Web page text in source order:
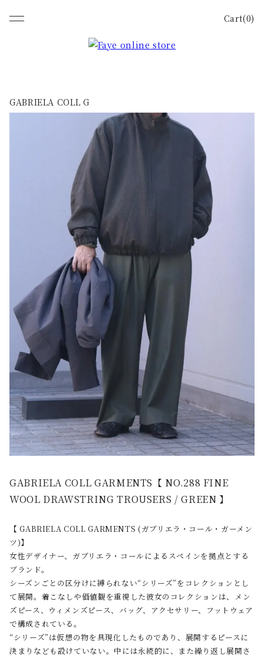
Cart(0)
GABRIELA COLL G
GABRIELA COLL GARMENTS【 NO.288 FINE
WOOL DRAWSTRING TROUSERS / GREEN 】
【 GABRIELA COLL GARMENTS (ガブリエラ・コール・ガーメン
ツ)】
女性デザイナー、ガブリエラ・コールによるスペインを拠点とする
ブランド。
シーズンごとの区分けに縛られない“シリーズ”をコレクションとし
て展開。着こなしや価値観を重視した彼女のコレクションは、メン
ズピース、ウィメンズピース、バッグ、アクセサリー、フットウェア
で構成されている。
“シリーズ”は仮想の物を具現化したものであり、展開するピースに
決まりなども設けていない。中には永続的に、また繰り返し展開さ